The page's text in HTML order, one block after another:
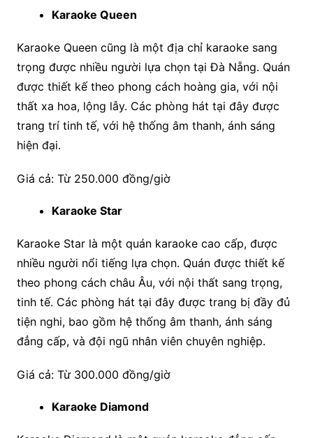
Karaoke Queen
Karaoke Queen cũng là một địa chỉ karaoke sang
trọng được nhiều người lựa chọn tại Đà Nẵng. Quán
được thiết kế theo phong cách hoàng gia, với nội
thất xa hoa, lộng lẫy. Các phòng hát tại đây được
trang trí tinh tế, với hệ thống âm thanh, ánh sáng
hiện đại.
Giá cả: Từ 250.000 đồng/giờ
Karaoke Star
Karaoke Star là một quán karaoke cao cấp, được
nhiều người nổi tiếng lựa chọn. Quán được thiết kế
theo phong cách châu Âu, với nội thất sang trọng,
tinh tế. Các phòng hát tại đây được trang bị đầy đủ
tiện nghi, bao gồm hệ thống âm thanh, ánh sáng
đẳng cấp, và đội ngũ nhân viên chuyên nghiệp.
Giá cả: Từ 300.000 đồng/giờ
Karaoke Diamond